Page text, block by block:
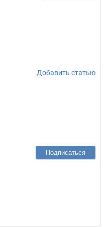
Добавить статью
Подписаться